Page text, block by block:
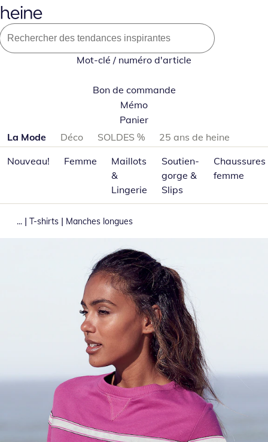
Mot-clé / numéro d'article
Bon de commande
Mémo
Panier
Passer les catégories de produits
La Mode Déco SOLDES %
25 ans de heine
Nouveau!
Femme
Maillots
&
Lingerie
Soutien-
gorge &
Slips
Chaussures
femme
... | T-shirts | Manches longues